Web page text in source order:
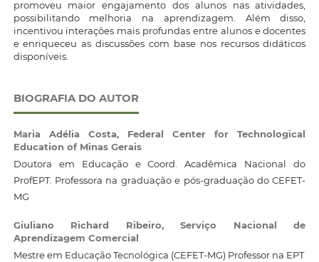
promoveu maior engajamento dos alunos nas atividades,
possibilitando melhoria na aprendizagem. Além disso,
incentivou interações mais profundas entre alunos e docentes
e enriqueceu as discussões com base nos recursos didáticos
disponíveis.
BIOGRAFIA DO AUTOR
Maria Adélia Costa, Federal Center for Technological
Education of Minas Gerais
Doutora em Educação e Coord. Acadêmica Nacional do
ProfEPT. Professora na graduação e pós-graduação do CEFET-
MG
Giuliano Richard Ribeiro,Serviço Nacional de
Aprendizagem Comercial
Mestre em Educação Tecnológica (CEFET-MG) Professor na EPT